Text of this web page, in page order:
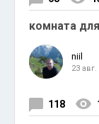
комната
niil
23 авг.
118